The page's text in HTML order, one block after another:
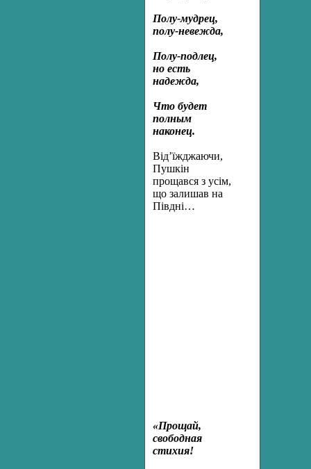
Полу-мудрец,
полу-невежда,
Полу-подлец,
но есть
надежда,
Что будет
полным
наконец.
Від’їжджаючи,
Пушкін
прощався з усім,
що залишав на
Півдні…
«Прощай,
свободная
стихия!